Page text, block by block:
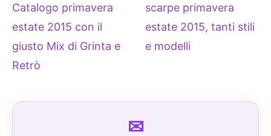
Catalogo primavera
estate 2015 con il
giusto Mix di Grinta e
Retrò
scarpe primavera
estate 2015, tanti stili
e modelli